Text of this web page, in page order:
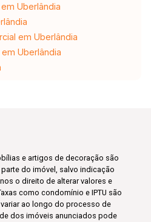
Uberlândia
em Uberlândia
Uberlândia
e artigos de decoração são
do imóvel, salvo indicação
o direito de alterar valores e
como condomínio e IPTU são
ao longo do processo de
dos imóveis anunciados pode